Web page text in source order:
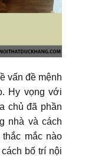
vấn đề mệnh
Hy vọng với
chủ đã phần
nhà và cách
mắc nào
bố trí nội